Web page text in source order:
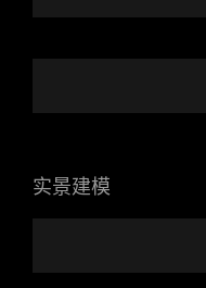
实景建模